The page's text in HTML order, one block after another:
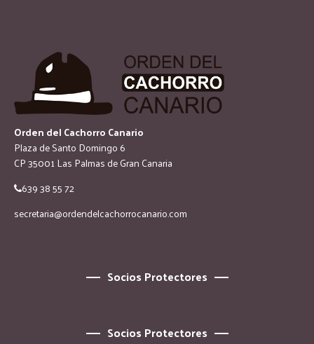
Orden del Cachorro Canario
Plaza de Santo Domingo 6
CP 35001 Las Palmas de Gran Canaria
639 38 55 72
secretaria@ordendelcachorrocanario.com
Socios Protectores
Socios Protectores